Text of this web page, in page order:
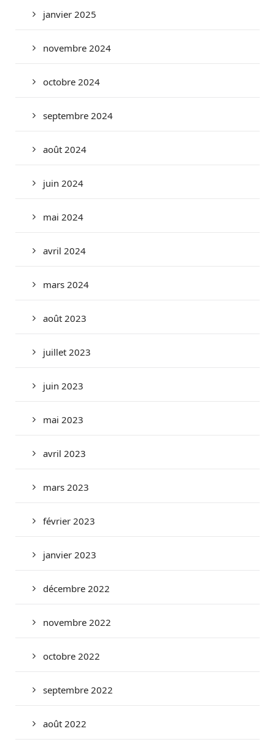
janvier 2025
novembre 2024
octobre 2024
septembre 2024
août 2024
juin 2024
mai 2024
avril 2024
mars 2024
août 2023
juillet 2023
juin 2023
mai 2023
avril 2023
mars 2023
février 2023
janvier 2023
décembre 2022
novembre 2022
octobre 2022
septembre 2022
août 2022